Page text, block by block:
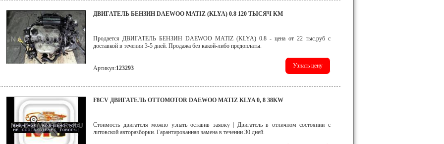
ДВИГАТЕЛЬ БЕНЗИН DAEWOO MATIZ (KLYA) 0.8 120 ТЫСЯЧ KM
Продается ДВИГАТЕЛЬ БЕНЗИН DAEWOO MATIZ (KLYA) 0.8 - цена от 22 тыс.руб с
доставкой в течении 3-5 дней. Продажа без какой-либо предоплаты.
Артикул:123293
F8CV ДВИГАТЕЛЬ OTTOMOTOR DAEWOO MATIZ KLYA 0, 8 38KW
Стоимость двигателя можно узнать оставив заявку | Двигатель в отличном состоянии с
литовской авторазборки. Гарантированная замена в течении 30 дней.